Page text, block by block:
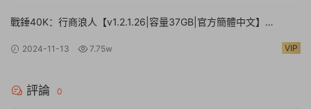
戰錘40K：行商浪人【v1.2.1.26|容量37GB|官方簡體中文】
2024-11-13 7.75w VIP
評論 0